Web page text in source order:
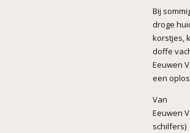
Bij
droge
korstjes,
doffe
Eeuwen
een
Van
Eeuwen
schilfers)